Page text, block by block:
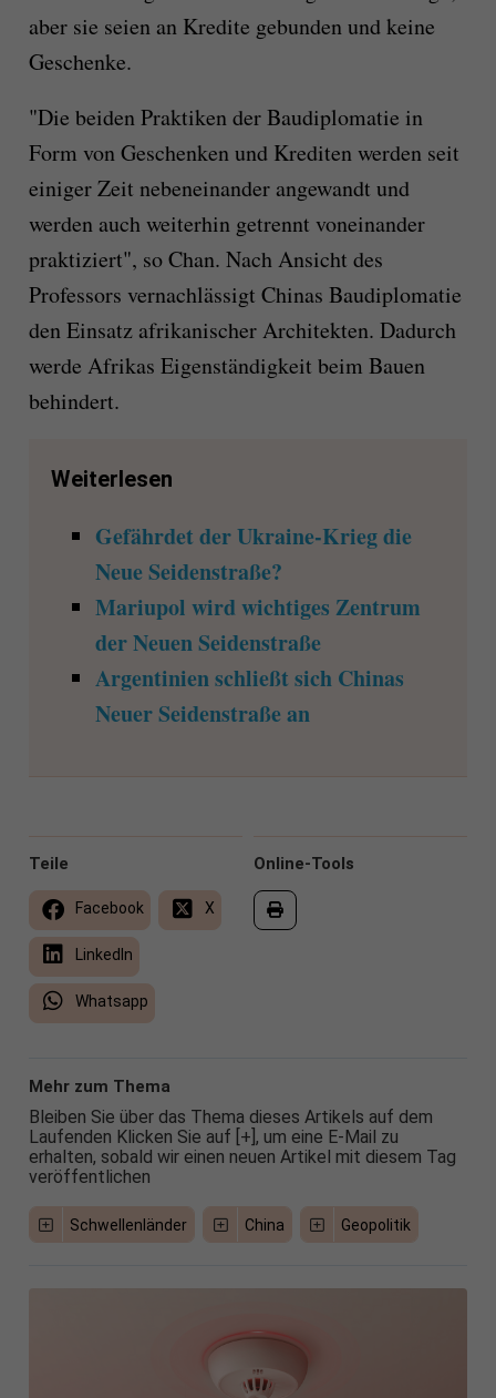
aber sie seien an Kredite gebunden und keine
Geschenke.
"Die beiden Praktiken der Baudiplomatie in
Form von Geschenken und Krediten werden seit
einiger Zeit nebeneinander angewandt und
werden auch weiterhin getrennt voneinander
praktiziert", so Chan. Nach Ansicht des
Professors vernachlässigt Chinas Baudiplomatie
den Einsatz afrikanischer Architekten. Dadurch
werde Afrikas Eigenständigkeit beim Bauen
behindert.
Weiterlesen
Gefährdet der Ukraine-Krieg die
Neue Seidenstraße?
Mariupol wird wichtiges Zentrum
der Neuen Seidenstraße
Argentinien schließt sich Chinas
Neuer Seidenstraße an
Online-Tools
Teile
Facebook X
LinkedIn
Whatsapp
Mehr zum Thema
Bleiben Sie über das Thema dieses Artikels auf dem
Laufenden Klicken Sie auf [+], um eine E-Mail zu
erhalten, sobald wir einen neuen Artikel mit diesem Tag
veröffentlichen
Schwellenländer China Geopolitik